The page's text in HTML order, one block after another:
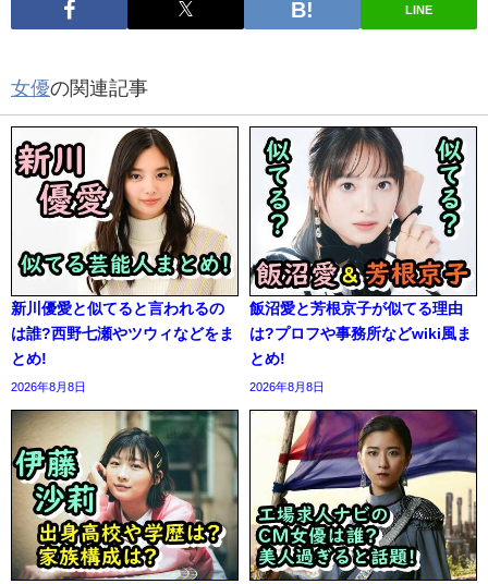
LINE
女優の関連記事
新川優愛と似てると言われるの
は誰?西野七瀬やツウィなどをま
とめ!
2026年8月8日
飯沼愛と芳根京子が似てる理由
は?プロフや事務所などwiki風ま
とめ!
2026年8月8日